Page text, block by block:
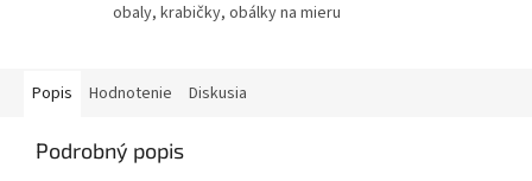
obaly, krabičky, obálky na mieru
Popis Hodnotenie Diskusia
Podrobný popis